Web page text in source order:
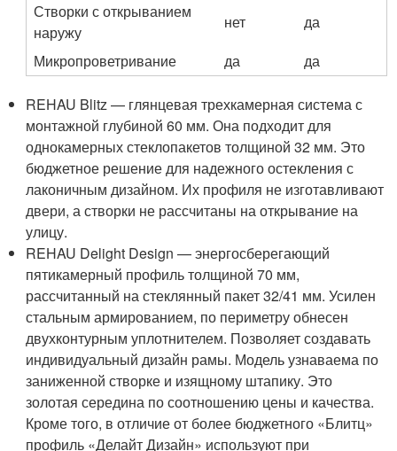
Створки с открыванием
наружу
нет
да
Микропроветривание
да да
REHAU Blitz — глянцевая трехкамерная система с
монтажной глубиной 60 мм. Она подходит для
однокамерных стеклопакетов толщиной 32 мм. Это
бюджетное решение для надежного остекления с
лаконичным дизайном. Их профиля не изготавливают
двери, а створки не рассчитаны на открывание на
улицу.
REHAU Delight Design — энергосберегающий
пятикамерный профиль толщиной 70 мм,
рассчитанный на стеклянный пакет 32/41 мм. Усилен
стальным армированием, по периметру обнесен
двухконтурным уплотнителем. Позволяет создавать
индивидуальный дизайн рамы. Модель узнаваема по
заниженной створке и изящному штапику. Это
золотая середина по соотношению цены и качества.
Кроме того, в отличие от более бюджетного «Блитц»
профиль «Делайт Дизайн» используют при